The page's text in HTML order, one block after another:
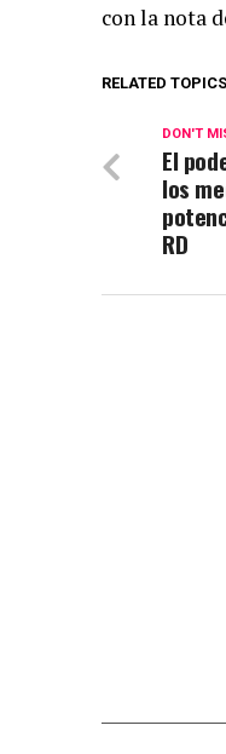
con la nota
RELATED
DON'T
El
los
RD